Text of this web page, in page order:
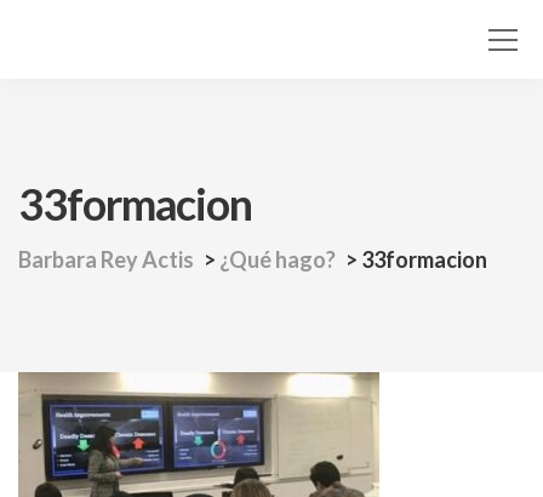
33formacion
Barbara Rey Actis > ¿Qué hago? > 33formacion